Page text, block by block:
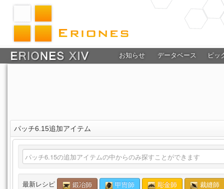
お知らせ データベース ピッ
パッチ6.15追加アイテム
最新レシピ 鍛冶師 甲冑師 彫金師 裁縫師